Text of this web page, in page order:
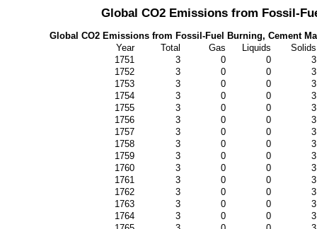
Global CO2 Emissions from Fossil-
Global CO2 Emissions from Fossil-Fuel Burning, Cement
Year
Total Gas Liquids
Solids
1751
3 0 0
3
1752
3 0 0
3
1753
3 0 0
3
1754
3 0 0
3
1755
3 0 0
3
1756
3 0 0
3
1757
3 0 0
3
1758
3 0 0
3
1759
3 0 0
3
1760
3 0 0
3
1761
3 0 0
3
1762
3 0 0
3
1763
3 0 0
3
1764
3 0 0
3